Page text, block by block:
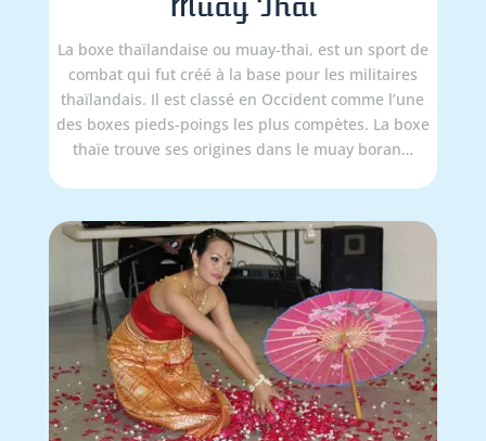
La boxe thaïlandaise ou muay-thai, est un sport de
combat qui fut créé à la base pour les militaires
thaïlandais. Il est classé en Occident comme l’une
des boxes pieds-poings les plus compètes. La boxe
thaïe trouve ses origines dans le muay boran…